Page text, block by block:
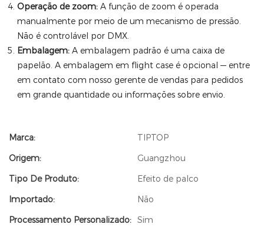
Operação de zoom: A função de zoom é operada
manualmente por meio de um mecanismo de pressão.
Não é controlável por DMX.
Embalagem: A embalagem padrão é uma caixa de
papelão. A embalagem em flight case é opcional — entre
em contato com nosso gerente de vendas para pedidos
em grande quantidade ou informações sobre envio.
Marca:
TIPTOP
Origem:
Guangzhou
Tipo De Produto:
Efeito de palco
Importado:
Não
Processamento Personalizado: Sim